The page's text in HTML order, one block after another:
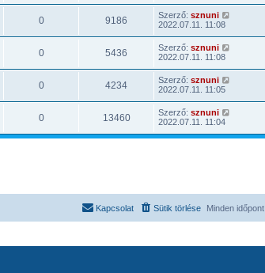
0 9186 Szerző: sznuni
2022.07.11. 11:08
0 5436 Szerző: sznuni
2022.07.11. 11:08
0 4234 Szerző: sznuni
2022.07.11. 11:05
0 13460 Szerző: sznuni
2022.07.11. 11:04
Minden időpont
Sütik törlése
Kapcsolat